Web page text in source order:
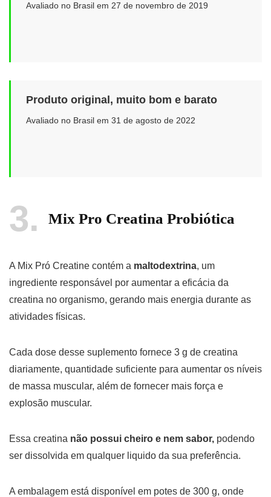
Avaliado no Brasil em 27 de novembro de 2019
Produto original, muito bom e barato
Avaliado no Brasil em 31 de agosto de 2022
3 Mix Pro Creatina Probiótica
A Mix Pró Creatine contém a maltodextrina, um
ingrediente responsável por aumentar a eficácia da
creatina no organismo, gerando mais energia durante as
atividades físicas.
Cada dose desse suplemento fornece 3 g de creatina
diariamente, quantidade suficiente para aumentar os níveis
de massa muscular, além de fornecer mais força e
explosão muscular.
Essa creatina não possui cheiro e nem sabor, podendo
ser dissolvida em qualquer liquido da sua preferência.
A embalagem está disponível em potes de 300 g, onde